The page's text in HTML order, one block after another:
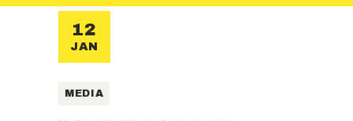
12
JAN
MEDIA